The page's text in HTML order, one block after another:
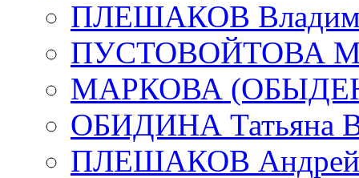
ПЛЕШАКОВ
ПУСТОВОЙТОВА
МАРКОВА
ОБИДИНА Татьяна
ПЛЕШАКОВ Андрей